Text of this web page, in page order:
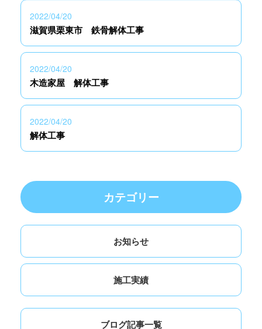
2022/04/20
滋賀県栗東市 鉄骨解体工事
2022/04/20
木造家屋 解体工事
2022/04/20
解体工事
カテゴリー
お知らせ
施工実績
ブログ記事一覧